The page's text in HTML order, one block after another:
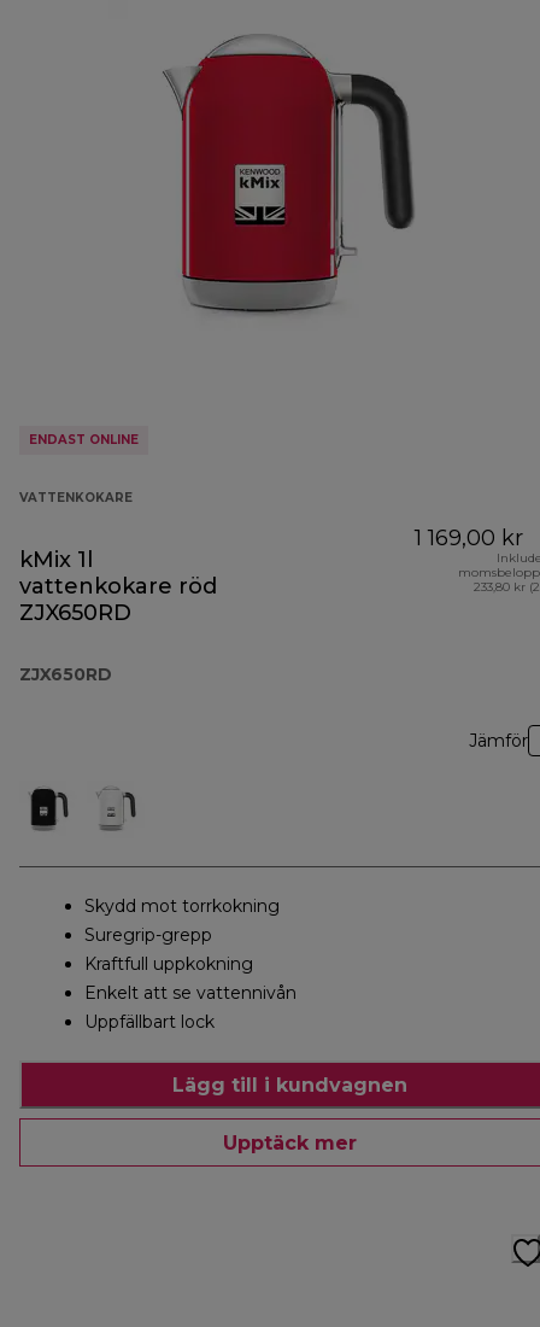
ENDAST ONLINE
VATTENKOKARE
kMix 1l
vattenkokare röd
ZJX650RD
ZJX650RD
1 169,00 kr
233,80 kr
Jämför
Skydd mot torrkokning
Suregrip-grepp
Kraftfull uppkokning
Enkelt att se vattennivån
Uppfällbart lock
Lägg till i kundvagnen
Upptäck mer